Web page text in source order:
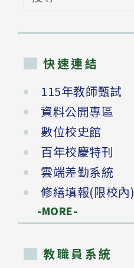
尋
快速連結
115年教師甄試
資料公開專區
數位校史館
百年校慶特刊
雲端差勤系統
修繕填報(限校內)
-MORE-
教職員系統